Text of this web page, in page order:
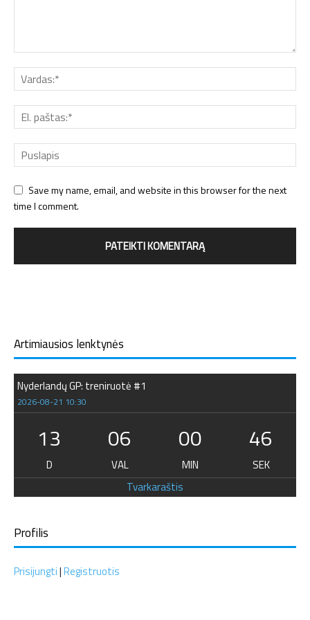
Save my name, email, and website in this browser for the next
time I comment.
Artimiausios lenktynės
Nyderlandų GP: treniruotė #1
2026-08-21 10:30
13
D
06
VAL
00
MIN
46
SEK
Tvarkaraštis
Profilis
Prisijungti|Registruotis